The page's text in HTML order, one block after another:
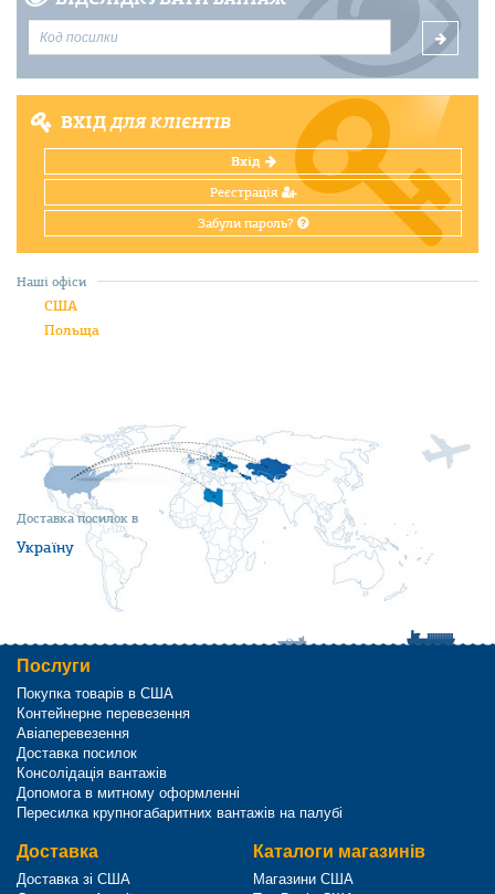
ВХІДДЛЯ КЛІЄНТІВ
Вхід
Реєстрація
Забули пароль?
Доставка посилок в
Україну
Наші офіси
США
Польща
Послуги
Покупка товарів в США
Контейнерне перевезення
Авіаперевезення
Доставка посилок
Консолідація вантажів
Допомога в митному оформленні
Пересилка крупногабаритних вантажів на палубі
Доставка
Доставка зі США
Каталоги магазинів
Магазини США